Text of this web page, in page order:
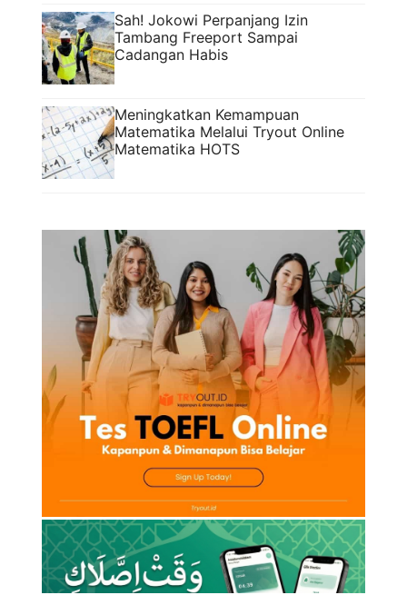
Sah! Jokowi Perpanjang Izin
Tambang Freeport Sampai
Cadangan Habis
Meningkatkan Kemampuan
Matematika Melalui Tryout Online
Matematika HOTS